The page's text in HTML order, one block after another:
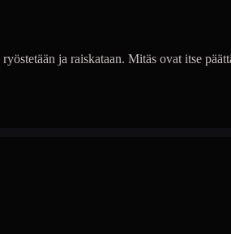
ja raiskataan. Mitäs ovat itse